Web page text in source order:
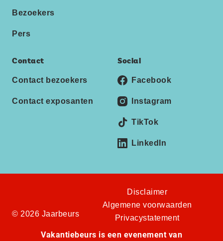
Bezoekers
Pers
Contact
Contact bezoekers
Contact exposanten
Social
Facebook
Instagram
TikTok
LinkedIn
© 2026 Jaarbeurs
Disclaimer
Algemene voorwaarden
Privacystatement
Vakantiebeurs is een evenement van